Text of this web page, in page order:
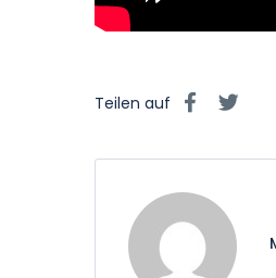
Teilen auf